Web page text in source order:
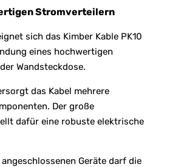
Stromverteilern
sich das Kimber Kable PK10
eines hochwertigen
Wandsteckdose.
das Kabel mehrere
Der große
dafür eine robuste elektrische
Geräte darf die